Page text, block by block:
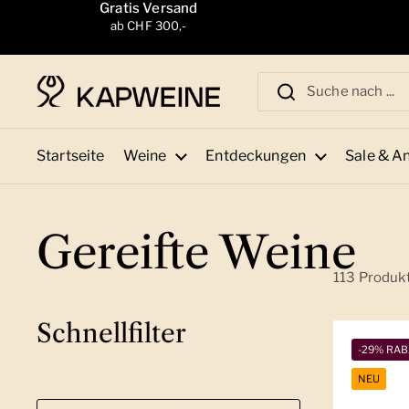
Zum Inhalt springenGratis Versand
ab CHF 300,-
Startseite Weine Entdeckungen Sale &
Gereifte Weine
Schnellfilter
113
-29%
NEU